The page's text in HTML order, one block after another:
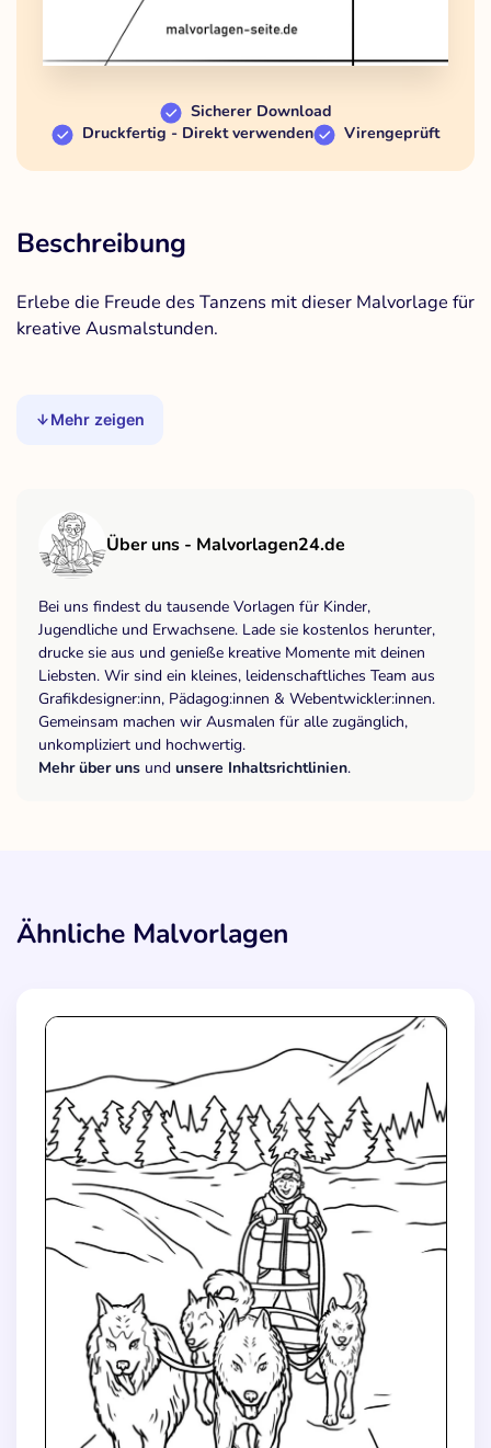
Sicherer Download
Druckfertig - Direkt verwenden
Virengeprüft
Beschreibung
Erlebe die Freude des Tanzens mit dieser Malvorlage für
kreative Ausmalstunden.
Mehr zeigen
Über uns - Malvorlagen24.de
Bei uns findest du tausende Vorlagen für Kinder,
Jugendliche und Erwachsene. Lade sie kostenlos herunter,
drucke sie aus und genieße kreative Momente mit deinen
Liebsten. Wir sind ein kleines, leidenschaftliches Team aus
Grafikdesigner:inn, Pädagog:innen & Webentwickler:innen.
Gemeinsam machen wir Ausmalen für alle zugänglich,
unkompliziert und hochwertig.
Mehr über uns und unsere Inhaltsrichtlinien.
Ähnliche Malvorlagen